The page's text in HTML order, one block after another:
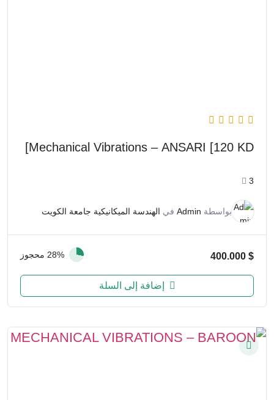
Mechanical Vibrations – ANSARI [120 KD]
3
بواسطة Admin في الهندسة الميكانيكية جامعة الكويت
400.000 $ 28% محجوز
إضافة إلى السلة